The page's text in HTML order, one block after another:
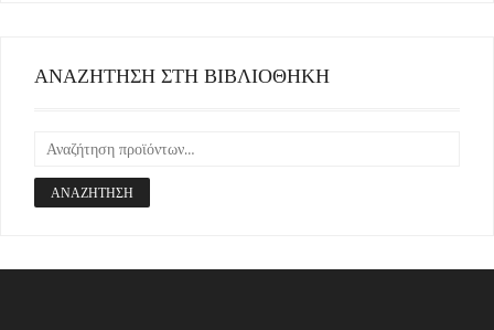
ΑΝΑΖΗΤΗΣΗ ΣΤΗ ΒΙΒΛΙΟΘΗΚΗ
ΑΝΑΖΉΤΗΣΗ